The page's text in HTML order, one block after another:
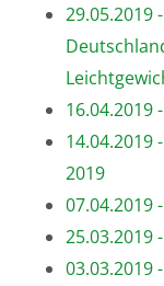
29.05.2019
16.04.2019
2019
07.04.2019
25.03.2019
03.03.2019